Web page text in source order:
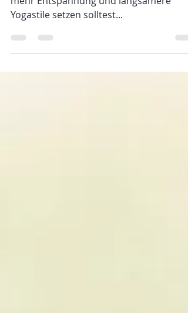
Warum du laut Ayurveda im Herbst auf
Yogastile setzen solltest...